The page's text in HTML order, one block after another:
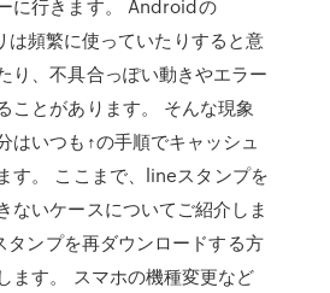
に行きます。 Androidの
頻繁に使っていたりすると意
り、不具合っぽい動きやエラー
ことがあります。 そんな現象
はいつも↑の手順でキャッシュ
す。 ここまで、lineスタンプを
ないケースについてご紹介しま
タンプを再ダウンロードする方
ます。 スマホの機種変更など